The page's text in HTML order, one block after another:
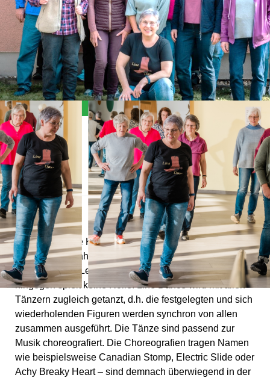
Allgemein
Der Line-Dance Kurs eignet sich für jeden, der zwei Füße
hat und auf 8 zählen kann. Weitere Voraussetzungen sind
die Freude am Lernen und Lust aufs Tanzen, das Alter
hingegen spielt keine Rolle. Line Dance wird mit allen
Tänzern zugleich getanzt, d.h. die festgelegten und sich
wiederholenden Figuren werden synchron von allen
zusammen ausgeführt. Die Tänze sind passend zur
Musik choreografiert. Die Choreografien tragen Namen
wie beispielsweise Canadian Stomp, Electric Slide oder
Achy Breaky Heart – sind demnach überwiegend in der